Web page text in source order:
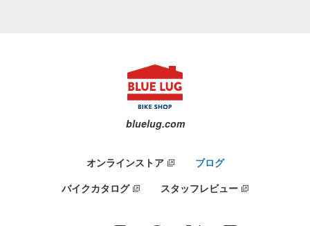
bluelug.com
オンラインストア
ブログ
バイクカタログ
スタッフレビュー